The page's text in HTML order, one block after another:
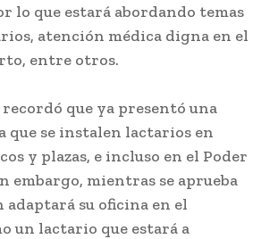
lo que estará abordando temas
atención médica digna en el
entre otros.
que ya presentó una
se instalen lactarios en
y plazas, e incluso en el Poder
embargo, mientras se aprueba
adaptará su oficina en el
un lactario que estará a